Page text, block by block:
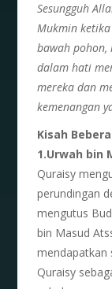
Sesungguh
Mukmin
bawah pohon,
dalam hati
mereka dan
kemenangan
Kisah
1.Urwah bin
Quraisy
perundingan
mengutus
bin Masud
mendapatkan
Quraisy